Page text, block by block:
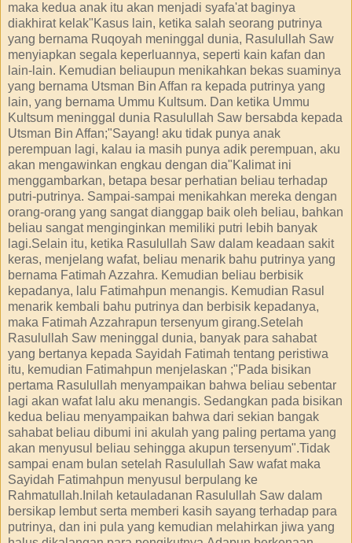
maka kedua anak itu akan menjadi syafa'at baginya
diakhirat kelak"Kasus lain, ketika salah seorang putrinya
yang bernama Ruqoyah meninggal dunia, Rasulullah Saw
menyiapkan segala keperluannya, seperti kain kafan dan
lain-lain. Kemudian beliaupun menikahkan bekas suaminya
yang bernama Utsman Bin Affan ra kepada putrinya yang
lain, yang bernama Ummu Kultsum. Dan ketika Ummu
Kultsum meninggal dunia Rasulullah Saw bersabda kepada
Utsman Bin Affan;"Sayang! aku tidak punya anak
perempuan lagi, kalau ia masih punya adik perempuan, aku
akan mengawinkan engkau dengan dia"Kalimat ini
menggambarkan, betapa besar perhatian beliau terhadap
putri-putrinya. Sampai-sampai menikahkan mereka dengan
orang-orang yang sangat dianggap baik oleh beliau, bahkan
beliau sangat menginginkan memiliki putri lebih banyak
lagi.Selain itu, ketika Rasulullah Saw dalam keadaan sakit
keras, menjelang wafat, beliau menarik bahu putrinya yang
bernama Fatimah Azzahra. Kemudian beliau berbisik
kepadanya, lalu Fatimahpun menangis. Kemudian Rasul
menarik kembali bahu putrinya dan berbisik kepadanya,
maka Fatimah Azzahrapun tersenyum girang.Setelah
Rasulullah Saw meninggal dunia, banyak para sahabat
yang bertanya kepada Sayidah Fatimah tentang peristiwa
itu, kemudian Fatimahpun menjelaskan ;"Pada bisikan
pertama Rasulullah menyampaikan bahwa beliau sebentar
lagi akan wafat lalu aku menangis. Sedangkan pada bisikan
kedua beliau menyampaikan bahwa dari sekian bangak
sahabat beliau dibumi ini akulah yang paling pertama yang
akan menyusul beliau sehingga akupun tersenyum".Tidak
sampai enam bulan setelah Rasulullah Saw wafat maka
Sayidah Fatimahpun menyusul berpulang ke
Rahmatullah.Inilah ketauladanan Rasulullah Saw dalam
bersikap lembut serta memberi kasih sayang terhadap para
putrinya, dan ini pula yang kemudian melahirkan jiwa yang